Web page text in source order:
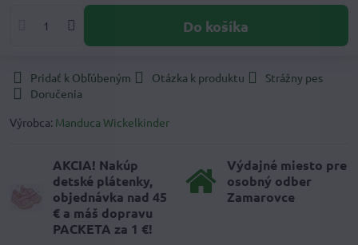
Do košíka
Pridať k Obľúbeným Otázka k produktu
Strážny pes
Doručenia
Výrobca: Manduca Wickelkinder
AKCIA! Nakúp
detské plátenky,
objednávka nad 45
€ a máš dopravu
PACKETA za 1 €!
Výdajné miesto pre
osobný odber
Zamarovce